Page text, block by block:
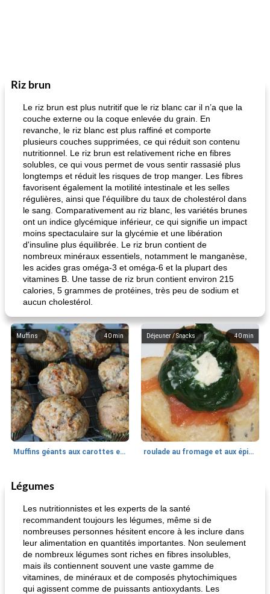
Riz brun
Le riz brun est plus nutritif que le riz blanc car il n’a que la
couche externe ou la coque enlevée du grain. En
revanche, le riz blanc est plus raffiné et comporte
plusieurs couches supprimées, ce qui réduit son contenu
nutritionnel. Le riz brun est relativement riche en fibres
solubles, ce qui vous permet de vous sentir rassasié plus
longtemps et réduit les risques de trop manger. Les fibres
favorisent également la motilité intestinale et les selles
régulières, ainsi que l'équilibre du taux de cholestérol dans
le sang. Comparativement au riz blanc, les variétés brunes
ont un indice glycémique inférieur, ce qui signifie un impact
moins spectaculaire sur la glycémie et une libération
d'insuline plus équilibrée. Le riz brun contient de
nombreux minéraux essentiels, notamment le manganèse,
les acides gras oméga-3 et oméga-6 et la plupart des
vitamines B. Une tasse de riz brun contient environ 215
calories, 5 grammes de protéines, très peu de sodium et
aucun cholestérol.
40 min
Muffins
Muffins géants aux carottes et à la banane de Nif
40 min
Déjeuner / Snacks
roulade au fromage et aux épinards
Marques de confiance: recettes et
astuces
Légumes
Les nutritionnistes et les experts de la santé
recommandent toujours les légumes, même si de
nombreuses personnes hésitent encore à les inclure dans
leur alimentation en quantités importantes. Non seulement
de nombreux légumes sont riches en fibres insolubles,
mais ils contiennent souvent une vaste gamme de
vitamines, de minéraux et de composés phytochimiques
qui agissent comme de puissants antioxydants. Les